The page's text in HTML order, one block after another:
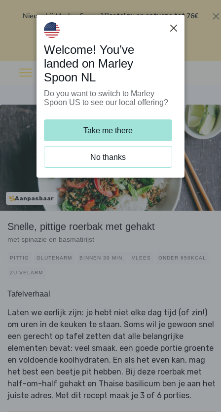
Nieuw bij Marley Spoon?Bestel nu en ontvang tot 76€
Aanpasbaar
Snelle, pittige roerbak met gehakt
met spinazie en basmatirijst
PITTIG GLUTENARM BINNEN 30 MIN. VLEES ONDER 650KCAL
ZUIVELARM
Tafelverhaal
Laten we eerlijk zijn: je hebt niet elke dag tijd (of zin!)
om uren in de keuken te staan. Soms wil je gewoon snel
een gerecht op tafel zetten dat alle belangrijke
elementen bevat: veel smaak, een goede portie groente
en voldoende koolhydraten. En als het even kan, mag
het best een beetje pit hebben. Bij deze roerbak met
half-om-half gehakt en Thaise basilicum ben je aan het
juiste adres. Met dit recept maak je 3 of 6 porties.
Welcome! You’ve
landed on Marley
Spoon NL
Do you want to switch to Marley
Spoon US to see our local offering?
Take me there
No thanks